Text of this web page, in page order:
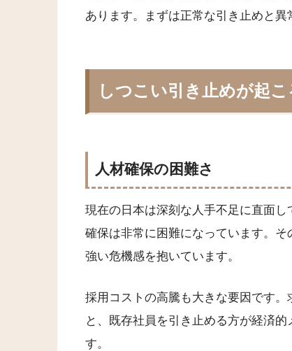
あります。まずは正常な引き止めと異
しつこい引き止めが起
人材確保の困難さ
現在の日本は深刻な人手不足に直面
確保は非常に困難になっています。
強い危機感を抱いています。
採用コストの高騰も大きな要因です
と、既存社員を引き止める方が経済
す。